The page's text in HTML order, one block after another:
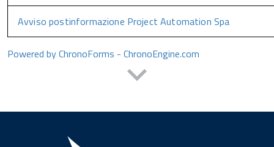
Avviso postinformazione Project Automation Spa
Powered by ChronoForms - ChronoEngine.com